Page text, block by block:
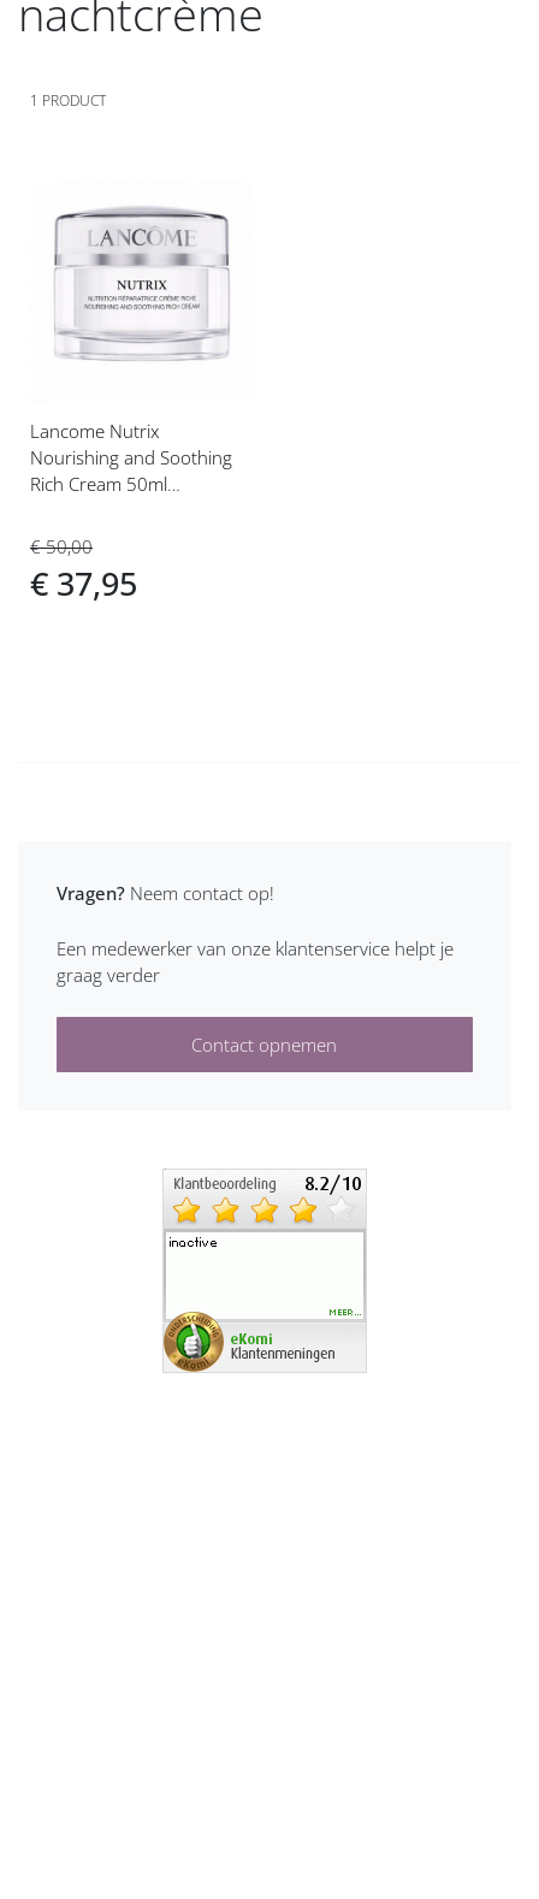
nachtcrème
1 PRODUCT
Voeg
toe
verlanglijst
Lancome Nutrix
Nourishing and Soothing
Rich Cream 50ml
Huid
€ 50,00
€ 37,95
Vragen? Neem contact op!
Een medewerker van onze klantenservice helpt je
graag verder
Contact opnemen